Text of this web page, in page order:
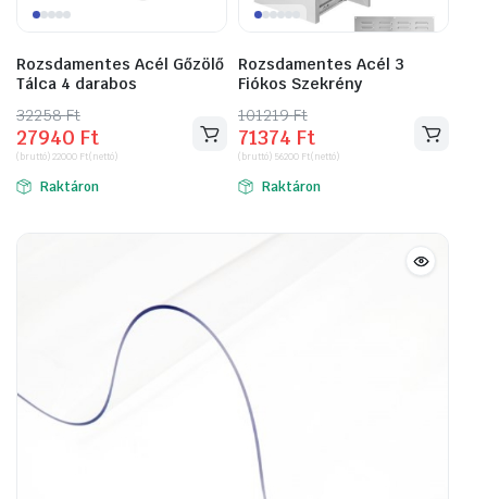
Rozsdamentes Acél Gőzölő
Tálca 4 darabos
32258Ft
Original
price
was:
32258 Ft.
27940 Ft
Current
price
is:
27940 Ft.
(bruttó)22000 Ft(nettó)
Raktáron
Rozsdamentes Acél 3
Fiókos Szekrény
101219Ft
Original
price
was:
101219 Ft.
71374 Ft
Current
price
is:
71374 Ft.
(bruttó) 56200 Ft(nettó)
Raktáron